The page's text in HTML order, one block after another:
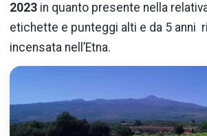
2023 in quanto presente nella
etichette e punteggi alti e da 5 anni
incensata nell’Etna.